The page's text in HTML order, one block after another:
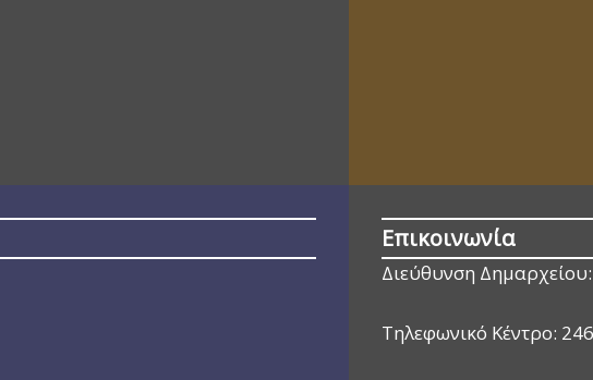
Επικοινωνία
Διεύθυνση Δημαρχείου:
Τηλεφωνικό Κέντρο: